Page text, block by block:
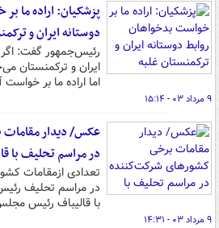
پزشکیان: اراده ما
دوستانه ایران و
رئیس‌جمهور گفت: اگر
ایران و ترکمنستان
اما اراده ما بر
۹ مرداد ۰۳ - ۱۵:۱۴
عکس/ دیدار
در مراسم تحلیف با
تعدادی ازمقامات
در مراسم تحلیف
با قالیباف رئیس
۹ مرداد ۰۳ - ۱۴:۳۱